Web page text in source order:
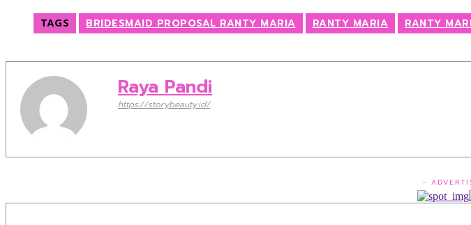
TAGS BRIDESMAID PROPOSAL RANTY MARIA RANTY MARIA RANTY
Raya Pandi
https://storybeauty.id/
-